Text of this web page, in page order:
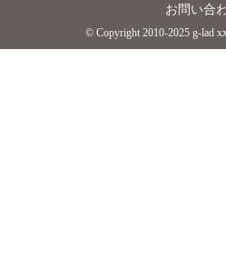
お問い合
© Copyright 2010-2025 g-lad